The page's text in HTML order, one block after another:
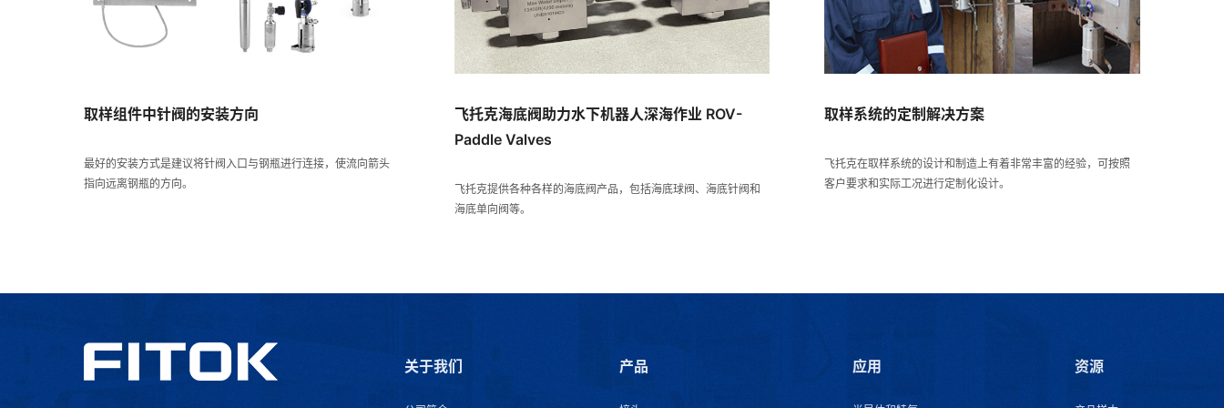
取样组件中针阀的安装方向
最好的安装方式是建议将针阀入口与钢瓶进行连接，使流向箭头
指向远离钢瓶的方向。
飞托克海底阀助力水下机器人深海作业 ROV-
Paddle Valves
飞托克提供各种各样的海底阀产品，包括海底球阀、海底针阀和
海底单向阀等。
取样系统的定制解决方案
飞托克在取样系统的设计和制造上有着非常丰富的经验，可按照
客户要求和实际工况进行定制化设计。
关于我们 产品 应用 资源